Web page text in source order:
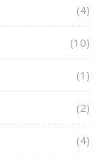
(4)
(10)
(1)
(2)
(4)